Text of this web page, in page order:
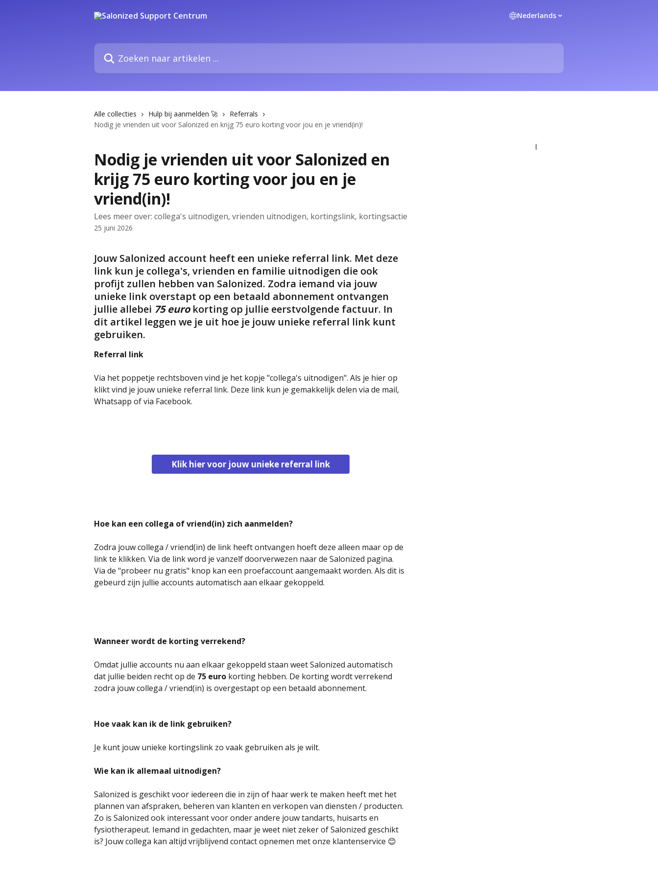
Nederlands
Zoeken naar artikelen ...
Alle collecties Hulp bij aanmelden 🚀
Referrals
Nodig je vrienden uit voor Salonized en krijg 75 euro korting voor jou en je vriend(in)!
Nodig je vrienden uit voor Salonized en
krijg 75 euro korting voor jou en je
vriend(in)!
Lees meer over: collega's uitnodigen, vrienden uitnodigen, kortingslink, kortingsactie
25 juni 2026
Jouw Salonized account heeft een unieke referral link. Met deze
link kun je collega's, vrienden en familie uitnodigen die ook
profijt zullen hebben van Salonized. Zodra iemand via jouw
unieke link overstapt op een betaald abonnement ontvangen
jullie allebei 75 euro korting op jullie eerstvolgende factuur. In
dit artikel leggen we je uit hoe je jouw unieke referral link kunt
gebruiken.
Referral link
Via het poppetje rechtsboven vind je het kopje "collega's uitnodigen". Als je hier op
klikt vind je jouw unieke referral link. Deze link kun je gemakkelijk delen via de mail,
Whatsapp of via Facebook.
Klik hier voor jouw unieke referral link
Hoe kan een collega of vriend(in) zich aanmelden?
Zodra jouw collega / vriend(in) de link heeft ontvangen hoeft deze alleen maar op de
link te klikken. Via de link word je vanzelf doorverwezen naar de Salonized pagina.
Via de "probeer nu gratis" knop kan een proefaccount aangemaakt worden. Als dit is
gebeurd zijn jullie accounts automatisch aan elkaar gekoppeld.
Wanneer wordt de korting verrekend?
Omdat jullie accounts nu aan elkaar gekoppeld staan weet Salonized automatisch
dat jullie beiden recht op de 75 euro korting hebben. De korting wordt verrekend
zodra jouw collega / vriend(in) is overgestapt op een betaald abonnement.
Hoe vaak kan ik de link gebruiken?
Je kunt jouw unieke kortingslink zo vaak gebruiken als je wilt.
Wie kan ik allemaal uitnodigen?
Salonized is geschikt voor iedereen die in zijn of haar werk te maken heeft met het
plannen van afspraken, beheren van klanten en verkopen van diensten / producten.
Zo is Salonized ook interessant voor onder andere jouw tandarts, huisarts en
fysiotherapeut. Iemand in gedachten, maar je weet niet zeker of Salonized geschikt
is? Jouw collega kan altijd vrijblijvend contact opnemen met onze klantenservice 😊